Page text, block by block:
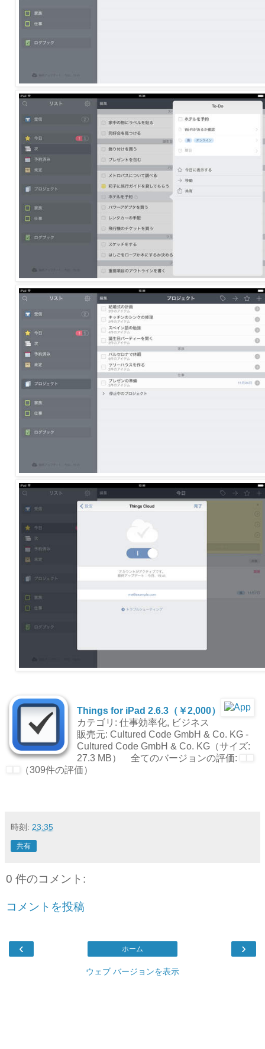
Things for iPad 2.6.3（￥2,000）
カテゴリ: 仕事効率化, ビジネス
販売元: Cultured Code GmbH & Co. KG -
Cultured Code GmbH & Co. KG（サイズ:
27.3 MB） 全てのバージョンの評価:
（309件の評価）
時刻: 23:35
共有
0 件のコメント:
コメントを投稿
‹ ›
ホーム
ウェブ バージョンを表示